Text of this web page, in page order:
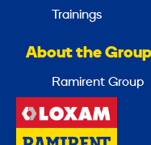
Trainings
About the Group
Ramirent Group